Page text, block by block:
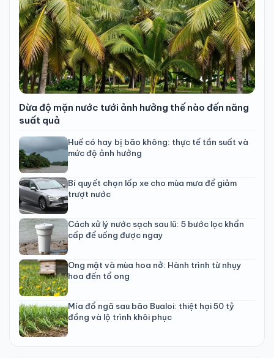
Dừa độ mặn nước tưới ảnh hưởng thế nào đến năng
suất quả
Huế có hay bị bão không: thực tế tần suất và
mức độ ảnh hưởng
Bí quyết chọn lốp xe cho mùa mưa để giảm
trượt nước
Cách xử lý nước sạch sau lũ: 5 bước lọc khẩn
cấp để uống được ngay
Ong mật và mùa hoa nở: Hành trình từ nhụy
hoa đến tổ ong
Mía đổ ngã sau bão Bualoi: thiệt hại 50 tỷ
đồng và lộ trình khôi phục